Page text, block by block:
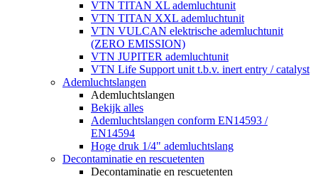
VTN TITAN XL ademluchtunit
VTN TITAN XXL ademluchtunit
VTN VULCAN elektrische ademluchtunit
(ZERO EMISSION)
VTN JUPITER ademluchtunit
VTN Life Support unit t.b.v. inert entry / catalyst
Ademluchtslangen
Ademluchtslangen
Bekijk alles
Ademluchtslangen conform EN14593 /
EN14594
Hoge druk 1/4" ademluchtslang
Decontaminatie en rescuetenten
Decontaminatie en rescuetenten